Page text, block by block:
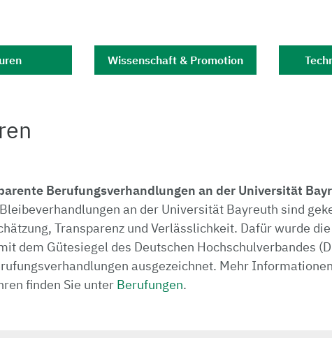
Wissenschaft & Promotion
Berufungsverhandlungen an der Universität
an der Universität Bayreuth sind
Transparenz und Verlässlichkeit. Dafür wurde
dem Gütesiegel des Deutschen Hochschulverbandes
ausgezeichnet. Mehr
finden Sie unter Berufungen.